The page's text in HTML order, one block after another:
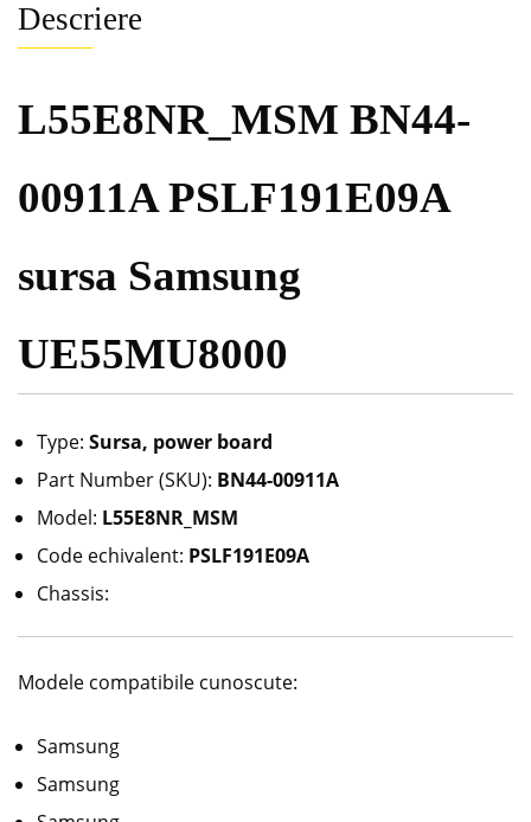
Descriere
L55E8NR_MSM BN44-
00911A PSLF191E09A
sursa Samsung
UE55MU8000
Type: Sursa, power board
Part Number (SKU): BN44-00911A
Model: L55E8NR_MSM
Code echivalent: PSLF191E09A
Chassis:
Modele compatibile cunoscute:
Samsung
Samsung